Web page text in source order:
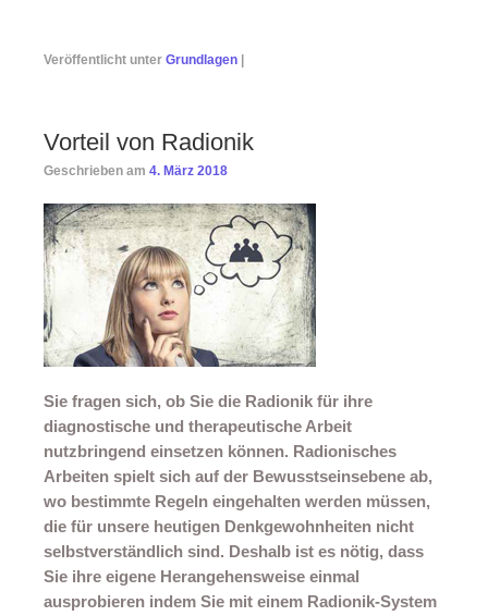
Veröffentlicht unter Grundlagen
Vorteil von Radionik
Geschrieben am 4. März 2018
Sie fragen sich, ob Sie die Radionik für ihre
diagnostische und therapeutische Arbeit
nutzbringend einsetzen können. Radionisches
Arbeiten spielt sich auf der Bewusstseinsebene ab,
wo bestimmte Regeln eingehalten werden müssen,
die für unsere heutigen Denkgewohnheiten nicht
selbstverständlich sind. Deshalb ist es nötig, dass
Sie ihre eigene Herangehensweise einmal
ausprobieren indem Sie mit einem Radionik-System